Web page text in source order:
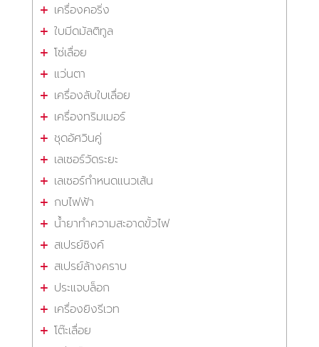
เครื่องคอริ่ง
ใบมีดมัลติทูล
โซ่เลื่อย
แว่นตา
เครื่องลับใบเลื่อย
เครื่องทริมเมอร์
ชุดอัศวินคู่
เลเซอร์วัดระยะ
เลเซอร์กำหนดแนวเส้น
กบไฟฟ้า
น้ำยาทำความสะอาดขั้วไฟ
สเปรย์ซิงค์
สเปรย์ล้างคราบ
ประแจบล็อก
เครื่องยิงรีเวท
โต๊ะเลื่อย